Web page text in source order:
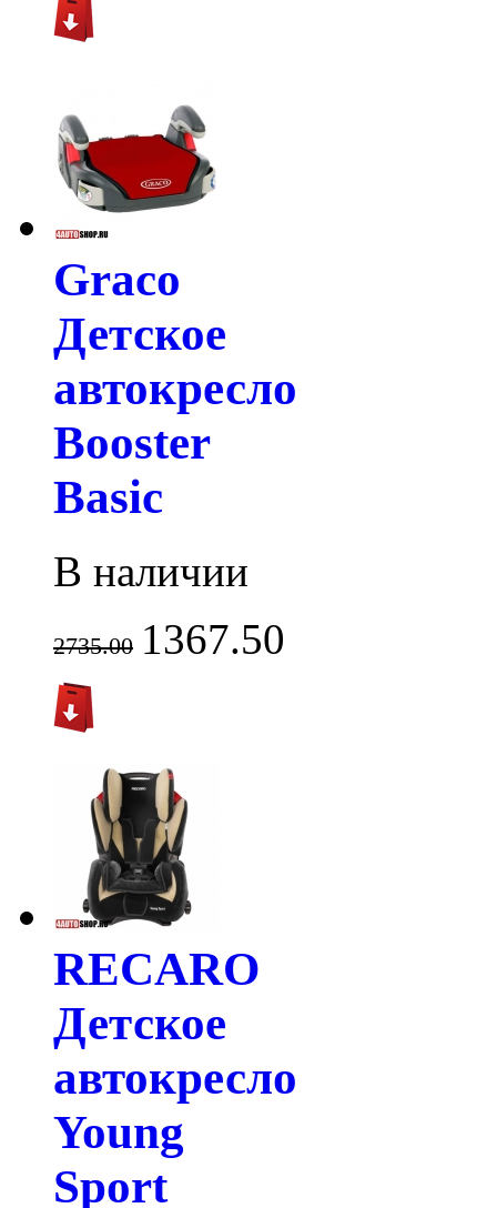
Graco
Детское
автокресло
Booster
Basic
В наличии
2735.00 1367.50
RECARO
Детское
автокресло
Young
Sport